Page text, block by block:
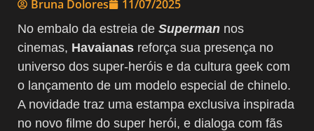
Bruna Dolores 11/07/2025
No embalo da estreia de Superman nos
cinemas, Havaianas reforça sua presença no
universo dos super-heróis e da cultura geek com
o lançamento de um modelo especial de chinelo.
A novidade traz uma estampa exclusiva inspirada
no novo filme do super herói, e dialoga com fãs